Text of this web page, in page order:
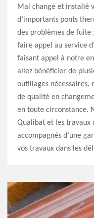
Mal changé et installé
d’importants ponts
des problèmes de fuite
faire appel au service
faisant appel à notre
allez bénéficier de
outillages nécessaires,
de qualité en
en toute circonstance.
Qualibat et les travaux
accompagnés d’une
vos travaux dans les